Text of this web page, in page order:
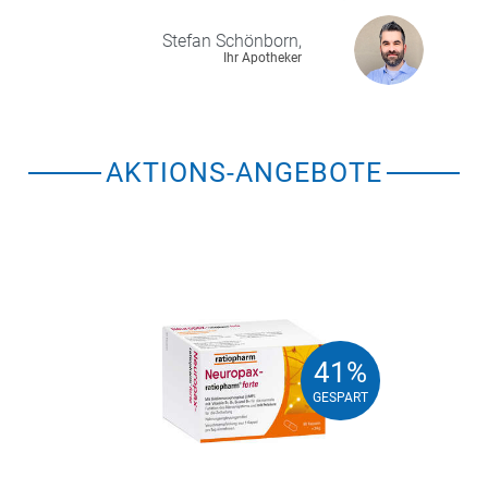
Stefan Schönborn,
Ihr Apotheker
AKTIONS-ANGEBOTE
41%
GESPART
41%
GESPART